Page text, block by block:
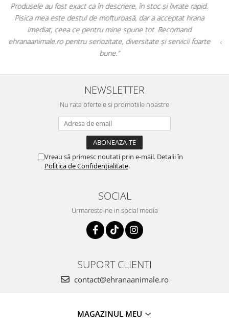
antiparazitare, suplimente și soluții de îngrijire. Este foarte
comod să pot comanda tot ce am nevoie pentru animalul meu
dintr-un singur loc. Livrarea a fost rapidă, iar produsele au fost
originale și în termen. Magazin serios, bine organizat și foarte util
pentru orice stăpân de animale.
NEWSLETTER
Nu rata ofertele si promotiile noastre
Vreau să primesc noutati prin e-mail. Detalii în
Politica de Confidențialitate.
SOCIAL
Urmareste-ne in social media
SUPORT CLIENTI
contact@ehranaanimale.ro
MAGAZINUL MEU